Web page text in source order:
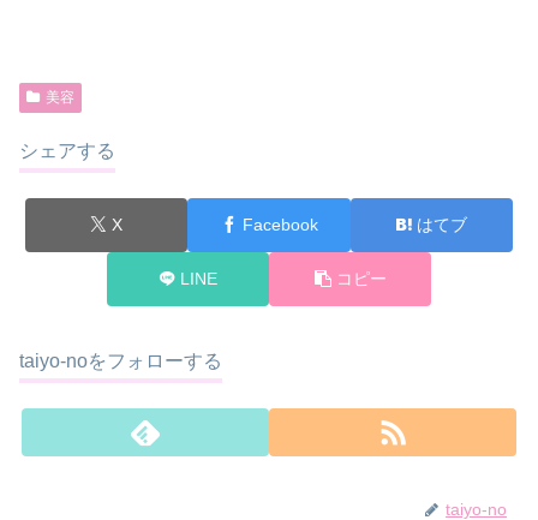
美容
シェアする
X Facebook はてブ
LINE コピー
taiyo-noをフォローする
taiyo-no